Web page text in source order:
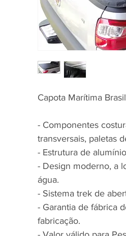
Capota Marítima
- Componentes
transversais, paletas
- Estrutura de
- Design moderno, a
água.
- Sistema trek de
- Garantia de fábrica
fabricação.